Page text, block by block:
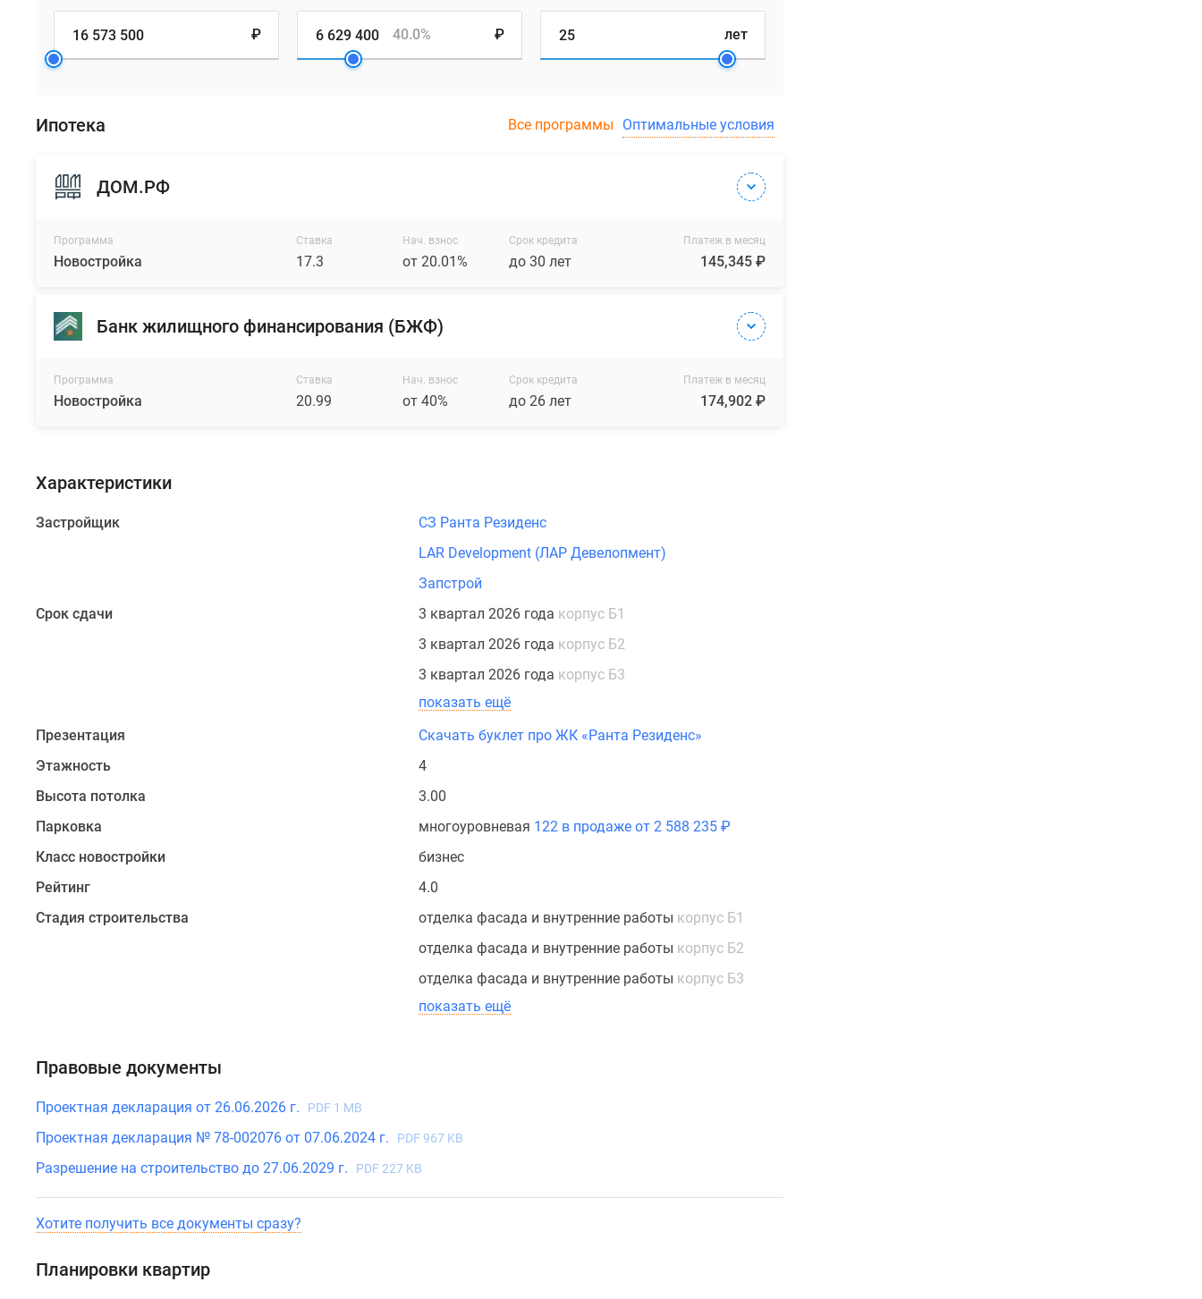
эркерные
широких
откроются
красивые
окружающий
представлены
лоты
четырехкомнатных
«евро».
высокие
окна
в
пол,
балконы
и
в
двухкомнатных
отдельными
зонами
и
для
отдыха,
в
вариантах
предусмотрены
₽ ₽
40.0% лет
Ипотека Все программы Оптимальные условия
ДОМ.РФ
Программа
Новостройка
Ставка
17.3
Нач. взнос
от 20.01%
Срок кредита
до 30 лет
Платеж в месяц
145,345 ₽
Банк жилищного финансирования (БЖФ)
Программа
Новостройка
Ставка
20.99
Нач. взнос
от 40%
Срок кредита
до 26 лет
Платеж в месяц
174,902 ₽
Характеристики
Застройщик
СЗ Ранта Резиденс
LAR Development (ЛАР Девелопмент)
Запстрой
Срок сдачи
3 квартал 2026 года корпус Б1
3 квартал 2026 года корпус Б2
3 квартал 2026 года корпус Б3
показать ещё
Презентация
Скачать буклет про ЖК «Ранта Резиденс»
Этажность
4
Высота потолка
3.00
Парковка
многоуровневая 122 в продаже от 2 588 235 ₽
Класс новостройки
бизнес
Рейтинг
4.0
Стадия строительства
отделка фасада и внутренние работы корпус Б1
отделка фасада и внутренние работы корпус Б2
отделка фасада и внутренние работы корпус Б3
показать ещё
Правовые документы
Проектная декларация от 26.06.2026 г. PDF 1 MB
Проектная декларация № 78-002076 от 07.06.2024 г. PDF 967 KB
Разрешение на строительство до 27.06.2029 г. PDF 227 KB
Хотите получить все документы сразу?
Планировки квартир